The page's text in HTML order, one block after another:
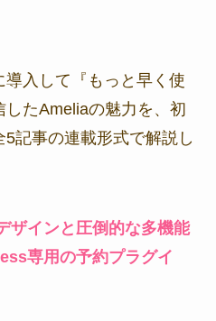
入して『もっと早く使
したAmeliaの魅力を、初
記事の連載形式で解説し
ザインと圧倒的な多機能
専用の予約プラグイ